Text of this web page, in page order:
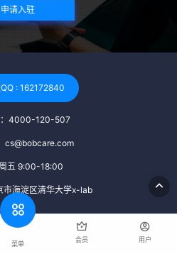
库可能更倾向于选择受过高等教
不是绝对的筛选条件。 心理状态
态评估，以确定其对捐赠过程的
持积极的心态，并理解其捐赠行
与沟通能力：由于捐卵过程的时
任心，善于沟通，并尊重预约和
期的顺利进行，并保障受卵者的
面审查和评估。 综上所述，卵子
个方面，包括健康、学历、心理
保捐赠者的身体健康状况良好，
申请入驻
: 162172840
：4000-120-507
cs@bobcare.com
五 9:00-18:00
市海淀区清华大学x-lab
菜单
会员 用户